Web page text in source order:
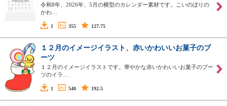
令和8年、2026年、5月の横型のカレンダー素材です。こいのぼりの
かわ…
1 355 127.75
１２月のイメージイラスト、赤いかわいいお菓子のブ
ーツ
１２月のイメージイラストです。華やかな赤いかわいいお菓子のブー
ツのイラ…
1 540 192.5